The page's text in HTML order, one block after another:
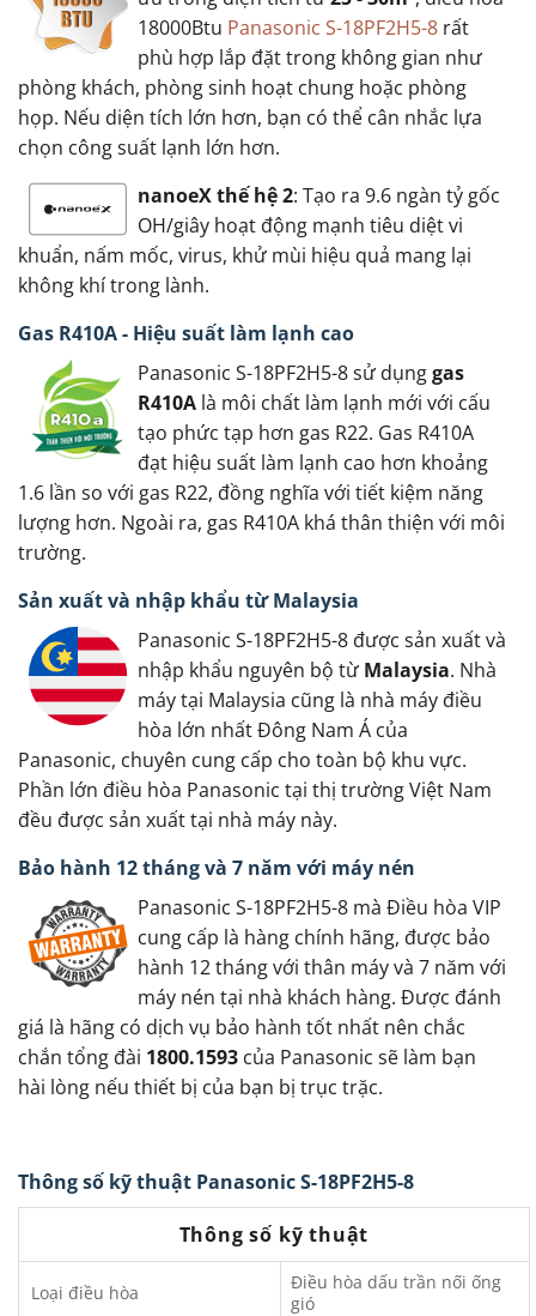
18000Btu Panasonic S-18PF2H5-8 rất
phù hợp lắp đặt trong không gian như
phòng khách, phòng sinh hoạt chung hoặc phòng
họp. Nếu diện tích lớn hơn, bạn có thể cân nhắc lựa
chọn công suất lạnh lớn hơn.
nanoeX thế hệ 2: Tạo ra 9.6 ngàn tỷ gốc
OH/giây hoạt động mạnh tiêu diệt vi
khuẩn, nấm mốc, virus, khử mùi hiệu quả mang lại
không khí trong lành.
Gas R410A - Hiệu suất làm lạnh cao
Panasonic S-18PF2H5-8 sử dụnggas
R410A là môi chất làm lạnh mới với cấu
tạo phức tạp hơn gas R22. Gas R410A
đạt hiệu suất làm lạnh cao hơn khoảng
1.6 lần so với gas R22, đồng nghĩa với tiết kiệm năng
lượng hơn. Ngoài ra, gas R410A khá thân thiện với môi
trường.
Sản xuất và nhập khẩu từ Malaysia
Panasonic S-18PF2H5-8 được sản xuất và
nhập khẩu nguyên bộ từ Malaysia. Nhà
máy tại Malaysia cũng là nhà máy điều
hòa lớn nhất Đông Nam Á của
Panasonic, chuyên cung cấp cho toàn bộ khu vực.
Phần lớn điều hòa Panasonic tại thị trường Việt Nam
đều được sản xuất tại nhà máy này.
Bảo hành 12 tháng và 7 năm với máy nén
Panasonic S-18PF2H5-8 mà Điều hòa VIP
cung cấp là hàng chính hãng, được bảo
hành 12 tháng với thân máy và 7 năm với
máy nén tại nhà khách hàng. Được đánh
giá là hãng có dịch vụ bảo hành tốt nhất nên chắc
chắn tổng đài 1800.1593 của Panasonic sẽ làm bạn
hài lòng nếu thiết bị của bạn bị trục trặc.
Thông số kỹ thuật Panasonic S-18PF2H5-8
Thông số kỹ thuật
Loại điều hòa
Điều hòa dấu trần nối ống
gió